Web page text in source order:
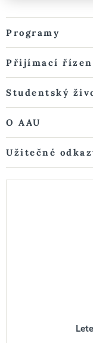
Programy
Přijímací
Studentský
O AAU
Užitečné